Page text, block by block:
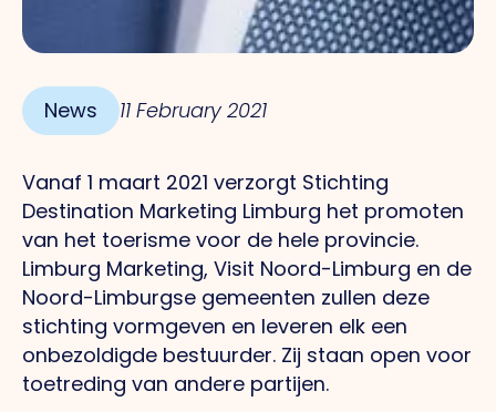
News 11 February 2021
Vanaf 1 maart 2021 verzorgt Stichting
Destination Marketing Limburg het promoten
van het toerisme voor de hele provincie.
Limburg Marketing, Visit Noord-Limburg en de
Noord-Limburgse gemeenten zullen deze
stichting vormgeven en leveren elk een
onbezoldigde bestuurder. Zij staan open voor
toetreding van andere partijen.